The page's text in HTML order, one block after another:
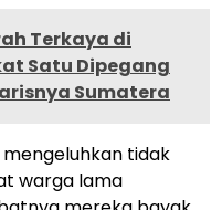
Terkaya di
Satu Dipegang
Sumatera
tidak
warga lama